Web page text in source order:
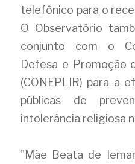
telefônico para o
O Observatório
conjunto com o
Defesa e Promoção
(CONEPLIR) para a
públicas de
intolerância religiosa
"Mãe Beata de